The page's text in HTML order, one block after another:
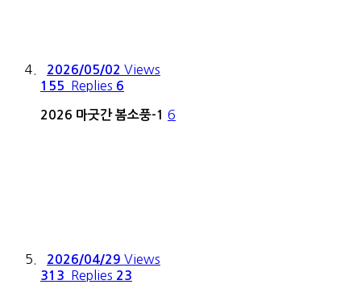
2026/05/02 Views
155 Replies 6
2026 마굿간 봄소풍-1 6
2026/04/29 Views
313 Replies 23